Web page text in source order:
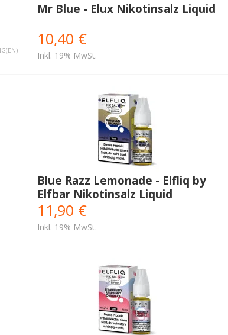
Mr Blue - Elux Nikotinsalz Liquid
10,40 €
Inkl. 19% MwSt.
Blue Razz Lemonade - Elfliq by
Elfbar Nikotinsalz Liquid
11,90 €
Inkl. 19% MwSt.